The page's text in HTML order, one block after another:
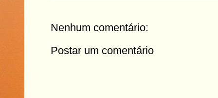
Nenhum comentário:
Postar um comentário